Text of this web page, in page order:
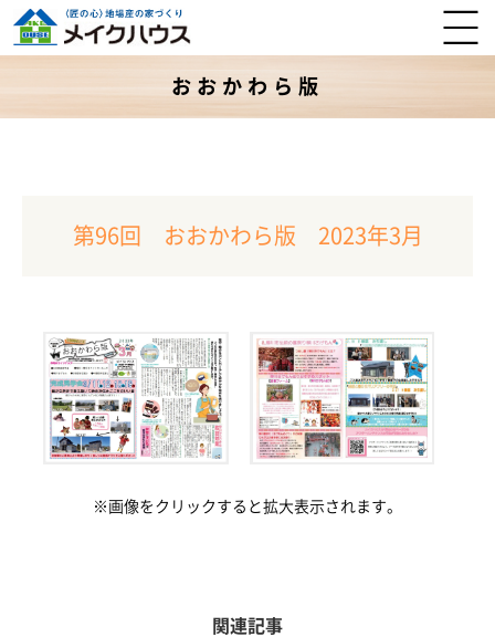
おおかわら版
第96回 おおかわら版 2023年3月
※画像をクリックすると拡大表示されます。
関連記事